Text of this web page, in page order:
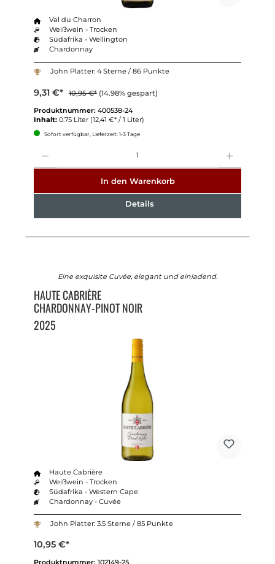
Val du Charron
Weißwein - Trocken
Südafrika - Wellington
Chardonnay
John Platter: 4 Sterne / 86 Punkte
9,31 €* 10,95 €* (14.98% gespart)
Produktnummer: 400538-24
Inhalt: 0.75 Liter (12,41 €* / 1 Liter)
Sofort verfügbar, Lieferzeit: 1-3 Tage
In den Warenkorb
Details
Eine exquisite Cuvée, elegant und einladend.
HAUTE CABRIÈRE
CHARDONNAY-PINOT NOIR
2025
Haute Cabrière
Weißwein - Trocken
Südafrika - Western Cape
Chardonnay - Cuvée
John Platter: 3.5 Sterne / 85 Punkte
10,95 €*